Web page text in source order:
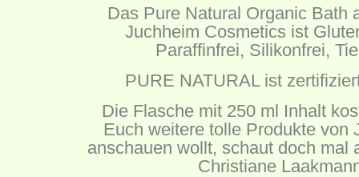
Das Pure Natural Organic Bath
Juchheim Cosmetics ist
Paraffinfrei, Silikonfrei,
PURE NATURAL ist
Die Flasche mit 250 ml Inhalt
Euch weitere tolle Produkte von
anschauen wollt, schaut doch mal
Christiane